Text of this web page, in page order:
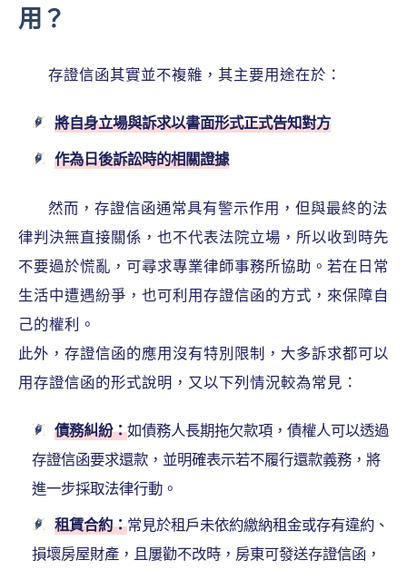
用？
存證信函其實並不複雜，其主要用途在於：
將自身立場與訴求以書面形式正式告知對方
作為日後訴訟時的相關證據
然而，存證信函通常具有警示作用，但與最終的法
律判決無直接關係，也不代表法院立場，所以收到時先
不要過於慌亂，可尋求專業律師事務所協助。若在日常
生活中遭遇紛爭，也可利用存證信函的方式，來保障自
己的權利。
此外，存證信函的應用沒有特別限制，大多訴求都可以
用存證信函的形式說明，又以下列情況較為常見：
債務糾紛：如債務人長期拖欠款項，債權人可以透過
存證信函要求還款，並明確表示若不履行還款義務，將
進一步採取法律行動。
租賃合約：常見於租戶未依約繳納租金或存有違約、
損壞房屋財產，且屢勸不改時，房東可發送存證信函，